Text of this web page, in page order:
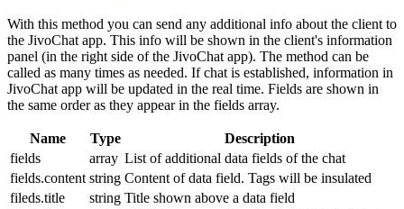
With this method you can send any additional info about the client to
the JivoChat app. This info will be shown in the client's information
panel (in the right side of the JivoChat app). The method can be
called as many times as needed. If chat is established, information in
JivoChat app will be updated in the real time. Fields are shown in
the same order as they appear in the fields array.
Name Type
Description
fields
array List of additional data fields of the chat
fields.content string Content of data field. Tags will be insulated
fileds.title
string Title shown above a data field